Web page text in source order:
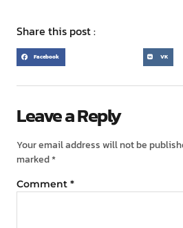
Share this post :
Facebook VK
Leave a Reply
Your email address will not be
marked*
Comment *